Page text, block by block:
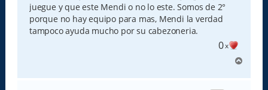
juegue y que este Mendi o no lo este. Somos de 2°
porque no hay equipo para mas, Mendi la verdad
tampoco ayuda mucho por su cabezoneria.
0x
r